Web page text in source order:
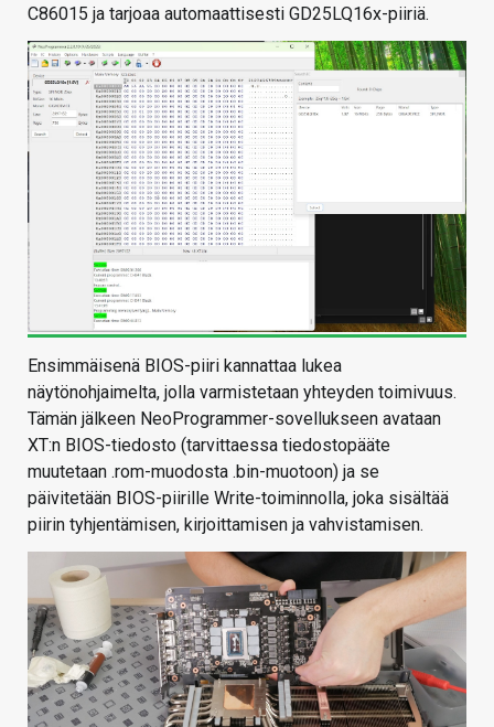
C86015 ja tarjoaa automaattisesti GD25LQ16x-piiriä.
Ensimmäisenä BIOS-piiri kannattaa lukea
näytönohjaimelta, jolla varmistetaan yhteyden toimivuus.
Tämän jälkeen NeoProgrammer-sovellukseen avataan
XT:n BIOS-tiedosto (tarvittaessa tiedostopääte
muutetaan .rom-muodosta .bin-muotoon) ja se
päivitetään BIOS-piirille Write-toiminnolla, joka sisältää
piirin tyhjentämisen, kirjoittamisen ja vahvistamisen.